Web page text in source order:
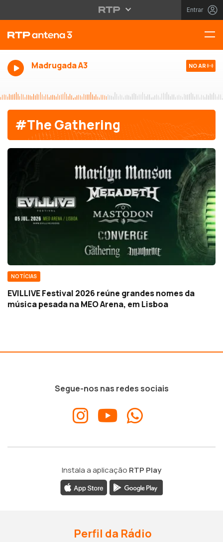
Entrar
Madrugada A3 NO AR
#The Gathering
NOTÍCIAS
EVILLIVE Festival 2026 reúne grandes nomes da
música pesada na MEO Arena, em Lisboa
Segue-nos nas redes sociais
Instala a aplicação RTP Play
Perfil da Rádio